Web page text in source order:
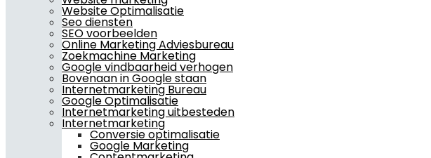
Website Optimalisatie
Seo diensten
SEO voorbeelden
Online Marketing Adviesbureau
Zoekmachine Marketing
Google vindbaarheid verhogen
Bovenaan in Google staan
Internetmarketing Bureau
Google Optimalisatie
Internetmarketing uitbesteden
Internetmarketing
Conversie optimalisatie
Google Marketing